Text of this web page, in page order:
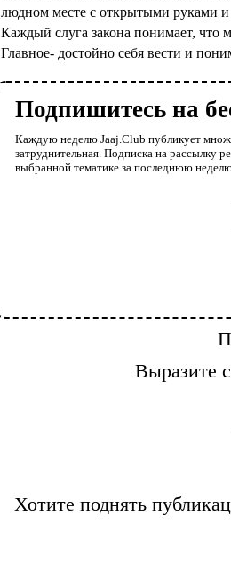
людном месте с открытыми руками
Каждый слуга закона понимает, что
Главное- достойно себя вести и
Подпишитесь на
Каждую неделю Jaaj.Club публикует
затруднительная. Подписка на рассылку
выбранной тематике за последнюю
Выразите
Хотите поднять